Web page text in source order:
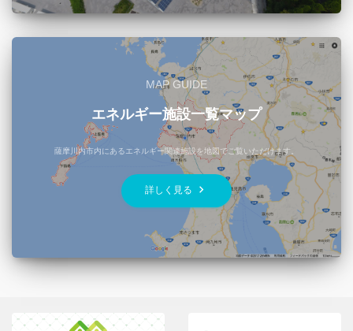
MAP GUIDE
エネルギー施設一覧マップ
薩摩川内市内にあるエネルギー関連施設を地図でご覧いただけます。
詳しく見る keyboard_arrow_right